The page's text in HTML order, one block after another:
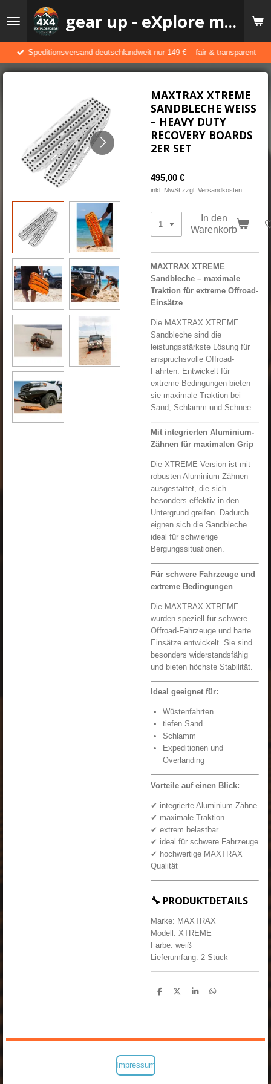
Hauptinhalt
springen
gear up - eXplore more
Speditionsversand deutschlandweit nur 149 € – fair & transparent
MAXTRAX XTREME
SANDBLECHE WEISS –
HEAVY DUTY R
ECOVERY BOARDS 2
ER SET
495,00 €
inkl. MwSt zzgl. Versandkosten
In den
Warenkorb
MAXTRAX XTREME
Sandbleche – maximale
Traktion für extreme Offroad-
Einsätze
Die MAXTRAX XTREME
Sandbleche sind die
leistungsstärkste Lösung für
anspruchsvolle Offroad-
Fahrten. Entwickelt für
extreme Bedingungen bieten
sie maximale Traktion bei
Sand, Schlamm und Schnee.
Mit integrierten Aluminium-
Zähnen für maximalen Grip
Die XTREME-Version ist mit
robusten Aluminium-Zähnen
ausgestattet, die sich
besonders effektiv in den
Untergrund greifen. Dadurch
eignen sich die Sandbleche
ideal für schwierige
Bergungssituationen.
Für schwere Fahrzeuge und
extreme Bedingungen
Die MAXTRAX XTREME
wurden speziell für schwere
Offroad-Fahrzeuge und harte
Einsätze entwickelt. Sie sind
besonders widerstandsfähig
und bieten höchste Stabilität.
Ideal geeignet für:
Wüstenfahrten
tiefen Sand
Schlamm
Expeditionen und
Overlanding
Vorteile auf einen Blick:
✔ integrierte Aluminium-Zähne
✔ maximale Traktion
✔ extrem belastbar
✔ ideal für schwere Fahrzeuge
✔ hochwertige MAXTRAX
Qualität
🔧 PRODUKTDETAILS
Marke: MAXTRAX
Modell: XTREME
Farbe: weiß
Lieferumfang: 2 Stück
T
T
T
T
Impressum